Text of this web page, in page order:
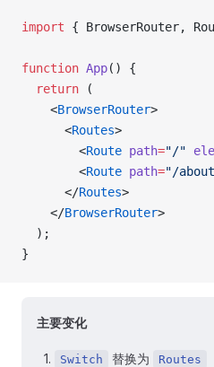
import { BrowserRouter,
function App() {
  return
(
    <
BrowserRouter>
      <
Routes>
        <
Route path="/"
        <
Route path="/
      </
Routes>
    </
BrowserRouter>
  );
}
主要变化
Switch 替换为 Routes